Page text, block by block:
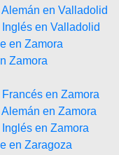
en Valladolid
en Valladolid
en Zamora
Zamora
en Zamora
en Zamora
en Zamora
en Zaragoza